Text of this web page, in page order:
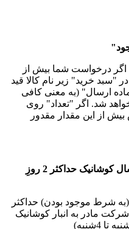
اگر درخواست شما بیش از
"سبد خرید" زیر نام کالا قید
ارسال" (به معنی کافی
شد. اگر "تعداد" روی
از این مقدار مقدور
اگر برای کالا نوشته شده است "ارسال کوشانیک حداکثر 2 روزِ
(به شرط موجود بودن) حداکثر
شرکت مادر به انبار کوشانیک
4شنبه)